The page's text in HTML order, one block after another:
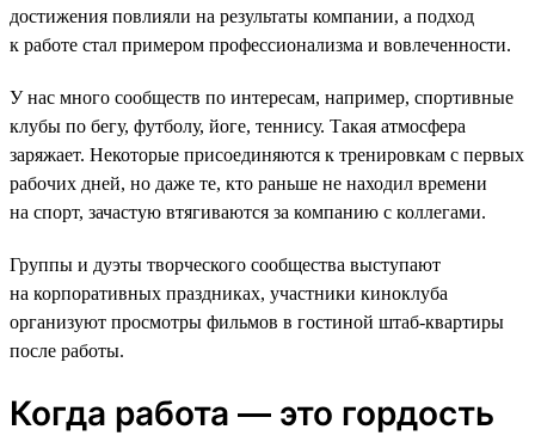
достижения повлияли на результаты компании, а подход
к работе стал примером профессионализма и вовлеченности.
У нас много сообществ по интересам, например, спортивные
клубы по бегу, футболу, йоге, теннису. Такая атмосфера
заряжает. Некоторые присоединяются к тренировкам с первых
рабочих дней, но даже те, кто раньше не находил времени
на спорт, зачастую втягиваются за компанию с коллегами.
Группы и дуэты творческого сообщества выступают
на корпоративных праздниках, участники киноклуба
организуют просмотры фильмов в гостиной штаб-квартиры
после работы.
Когда работа — это гордость